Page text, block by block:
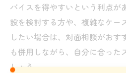
バイスを得やすいという利点が
設を検討する方や、複雑なケー
したい場合は、対面相談がおす
も併用しながら、自分に合った
しょう。